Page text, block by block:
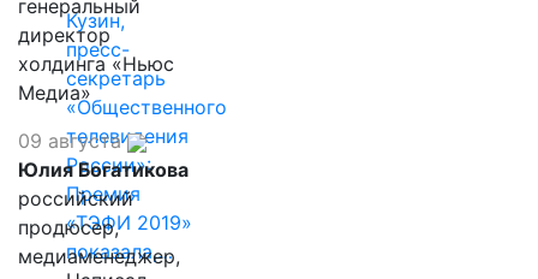
Кузин,
пресс-
секретарь
«Общественного
телевидения
России»:
Премия
«ТЭФИ 2019»
показала,…
генеральный
директор
холдинга «Ньюс
Медиа»
09 августа
Юлия Богатикова
российский
продюсер,
медиаменеджер,